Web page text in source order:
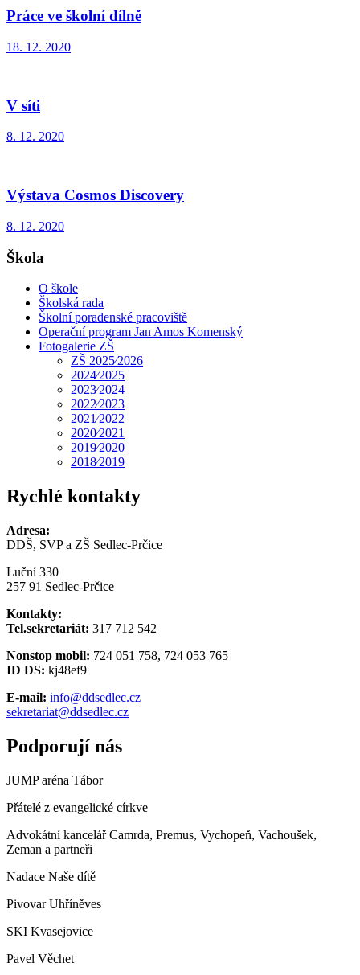
Práce ve školní dílně
18. 12. 2020
V síti
8. 12. 2020
Výstava Cosmos Discovery
8. 12. 2020
Škola
O škole
Školská rada
Školní poradenské pracoviště
Operační program Jan Amos Komenský
Fotogalerie ZŠ
ZŠ 2025⁄2026
2024⁄2025
2023⁄2024
2022⁄2023
2021⁄2022
2020⁄2021
2019⁄2020
2018⁄2019
Rychlé kontakty
Adresa:
DDŠ, SVP a ZŠ Sedlec-Prčice
Luční 330
257 91 Sedlec-Prčice
Kontakty:
Tel.sekretariát: 317 712 542
Nonstop mobil: 724 051 758, 724 053 765
ID DS: kj48ef9
E-mail: info@ddsedlec.cz
sekretariat@ddsedlec.cz
Podporují nás
JUMP aréna Tábor
Přátelé z evangelické církve
Advokátní kancelář Camrda, Premus, Vychopeň, Vachoušek,
Zeman a partneři
Nadace Naše dítě
Pivovar Uhříněves
SKI Kvasejovice
Pavel Věchet